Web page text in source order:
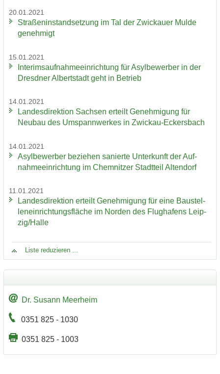
20.01.2021
Stra­ßen­in­stand­set­zung im Tal der Zwi­ckau­er Mulde
ge­neh­migt
15.01.2021
In­te­rims­auf­nah­me­ein­rich­tung für Asyl­be­wer­ber in der
Dresd­ner Al­bert­stadt geht in Be­trieb
14.01.2021
Lan­des­di­rek­ti­on Sach­sen er­teilt Ge­neh­mi­gung für
Neu­bau des Um­spann­wer­kes in Zwickau-​Eckersbach
14.01.2021
Asyl­be­wer­ber be­zie­hen sa­nier­te Un­ter­kunft der Auf­
nah­me­ein­rich­tung im Chem­nit­zer Stadt­teil Al­ten­dorf
11.01.2021
Lan­des­di­rek­ti­on er­teilt Ge­neh­mi­gung für eine Bau­stel­
len­ein­rich­tungs­flä­che im Nor­den des Flug­ha­fens Leip­
zig/Halle
Liste re­du­zie­ren ...
Dr. Su­sann Meer­heim
0351 825 - 1030
0351 825 - 1003